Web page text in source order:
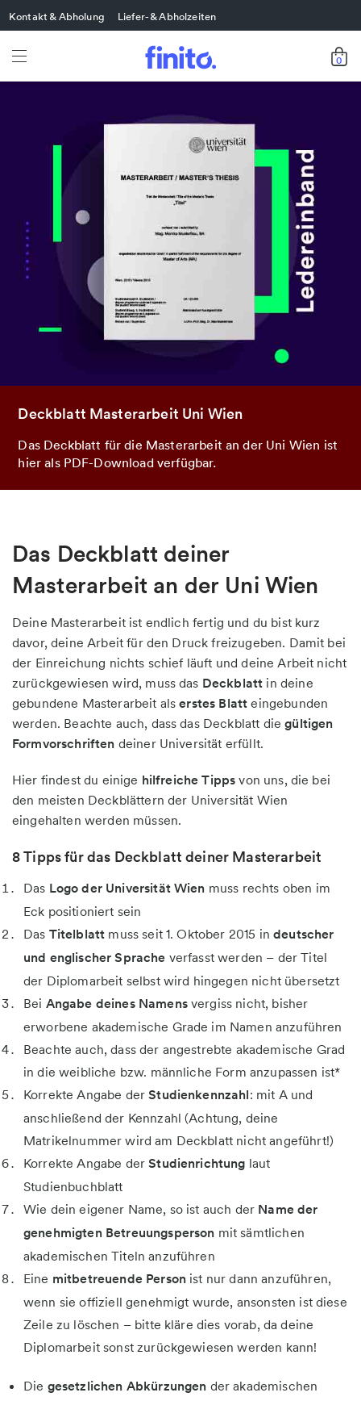
Kontakt & Abholung Liefer- & Abholzeiten
0
Deckblatt Masterarbeit Uni Wien
Das Deckblatt für die Masterarbeit an der Uni Wien ist
hier als PDF-Download verfügbar.
Das Deckblatt deiner
Masterarbeit an der Uni Wien
Deine Masterarbeit ist endlich fertig und du bist kurz
davor, deine Arbeit für den Druck freizugeben. Damit bei
der Einreichung nichts schief läuft und deine Arbeit nicht
zurückgewiesen wird, muss das Deckblatt in deine
gebundene Masterarbeit alserstes Blatt eingebunden
werden. Beachte auch, dass das Deckblatt diegültigen
Formvorschriften deiner Universität erfüllt.
Hier findest du einige hilfreiche Tipps von uns, die bei
den meisten Deckblättern der Universität Wien
eingehalten werden müssen.
8 Tipps für das Deckblatt deiner Masterarbeit
Das Logo der Universität Wien muss rechts oben im
Eck positioniert sein
Das Titelblatt muss seit 1. Oktober 2015 indeutscher
und englischer Sprache verfasst werden – der Titel
der Diplomarbeit selbst wird hingegen nicht übersetzt
Bei Angabe deines Namensvergiss nicht, bisher
erworbene akademische Grade im Namen anzuführen
Beachte auch, dass der angestrebte akademische Grad
in die weibliche bzw. männliche Form anzupassen ist*
Korrekte Angabe derStudienkennzahl: mit A und
anschließend der Kennzahl (Achtung, deine
Matrikelnummer wird am Deckblatt nicht angeführt!)
Korrekte Angabe derStudienrichtung laut
Studienbuchblatt
Wie dein eigener Name, so ist auch der Name der
genehmigten Betreuungsperson mit sämtlichen
akademischen Titeln anzuführen
Eine mitbetreuende Person ist nur dann anzuführen,
wenn sie offiziell genehmigt wurde, ansonsten ist diese
Zeile zu löschen – bitte kläre dies vorab, da deine
Diplomarbeit sonst zurückgewiesen werden kann!
Die gesetzlichen Abkürzungen der akademischen